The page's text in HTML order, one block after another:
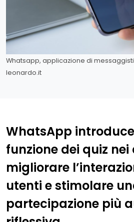
Whatsapp, applicazione di
leonardo.it
WhatsApp
funzione dei quiz
migliorare
utenti e stimolare
partecipazione più